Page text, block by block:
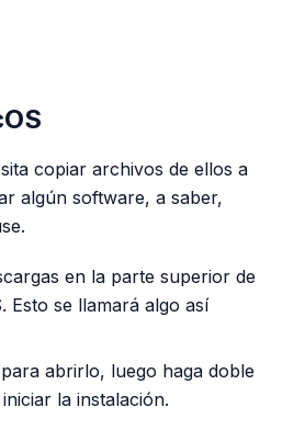
copiar archivos de ellos a
algún software, a saber,
en la parte superior de
Esto se llamará algo así
abrirlo, luego haga doble
la instalación.